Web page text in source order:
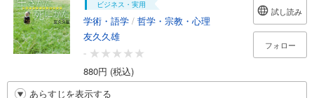
ビジネス・実用
学術・語学 / 哲学・宗教・心理
友久久雄
-
880円 (税込)
試し読み
フォロー
あらすじを表示する